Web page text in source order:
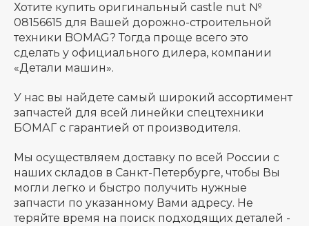
Хотите купить оригинальный castle nut №
08156615 для Вашей дорожно-строительной
техники BOMAG? Тогда проще всего это
сделать у официального дилера, компании
«Детали машин».
У нас вы найдете самый широкий ассортимент
запчастей для всей линейки спецтехники
БОМАГ с гарантией от производителя.
Мы осуществляем доставку по всей России с
наших складов в Санкт-Петербурге, чтобы Вы
могли легко и быстро получить нужные
запчасти по указанному Вами адресу. Не
теряйте время на поиск подходящих деталей -